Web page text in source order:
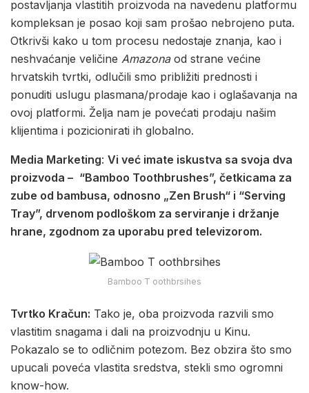
postavljanja vlastitih proizvoda na navedenu platformu
kompleksan je posao koji sam prošao nebrojeno puta.
Otkrivši kako u tom procesu nedostaje znanja, kao i
neshvaćanje veličine Amazonaod strane većine
hrvatskih tvrtki, odlučili smo približiti prednosti i
ponuditi uslugu plasmana/prodaje kao i oglašavanja na
ovoj platformi. Želja nam je povećati prodaju našim
klijentima i pozicionirati ih globalno.
Media Marketing: Vi već imate iskustva sa svoja dva
proizvoda – “Bamboo Toothbrushes”, četkicama za
zube od bambusa, odnosno „Zen Brush“ i “Serving
Tray”, drvenom podloškom za serviranje i držanje
hrane, zgodnom za uporabu pred televizorom.
Bamboo T oothbrsihes
Tvrtko Kračun: Tako je, oba proizvoda razvili smo
vlastitim snagama i dali na proizvodnju u Kinu.
Pokazalo se to odličnim potezom. Bez obzira što smo
upucali poveća vlastita sredstva, stekli smo ogromni
know-how.